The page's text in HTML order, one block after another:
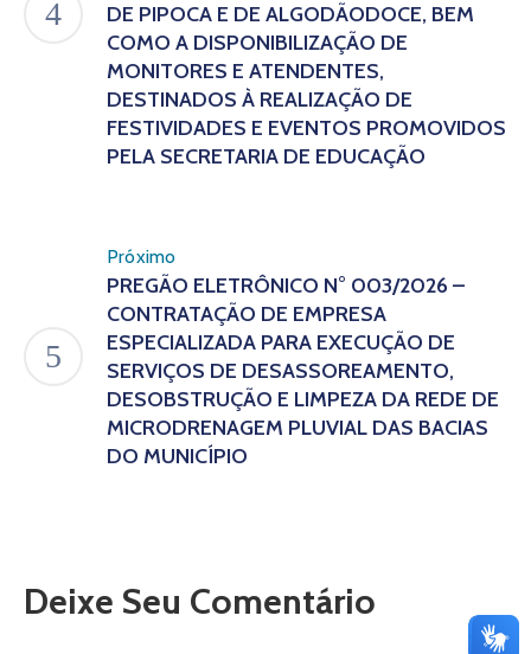
DE PIPOCA E DE ALGODÃODOCE, BEM
COMO A DISPONIBILIZAÇÃO DE
MONITORES E ATENDENTES,
DESTINADOS À REALIZAÇÃO DE
FESTIVIDADES E EVENTOS PROMOVIDOS
PELA SECRETARIA DE EDUCAÇÃO
Próximo
PREGÃO ELETRÔNICO N° 003/2026 –
CONTRATAÇÃO DE EMPRESA
ESPECIALIZADA PARA EXECUÇÃO DE
SERVIÇOS DE DESASSOREAMENTO,
DESOBSTRUÇÃO E LIMPEZA DA REDE DE
MICRODRENAGEM PLUVIAL DAS BACIAS
DO MUNICÍPIO
Deixe Seu Comentário